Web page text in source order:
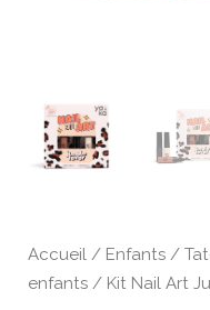
Accueil / Enfants /
enfants / Kit Nail Art